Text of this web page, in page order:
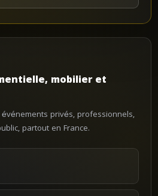
mobilier et
privés, professionnels,
partout en France.